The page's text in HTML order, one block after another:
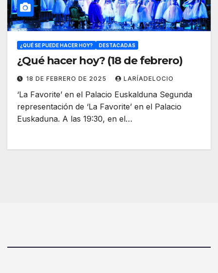
¿QUÉ SE PUEDE HACER HOY? DESTACADAS
¿Qué hacer hoy? (18 de febrero)
18 DE FEBRERO DE 2025 LARÍADELOCIO
‘La Favorite’ en el Palacio Euskalduna Segunda
representación de ‘La Favorite’ en el Palacio
Euskaduna. A las 19:30, en el…